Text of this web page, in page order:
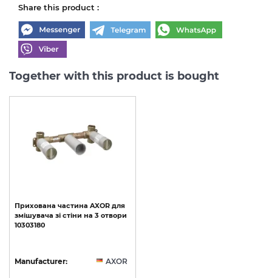
Share this product :
Together with this product is bought
Прихована частина AXOR для
змішувача зі стіни на 3 отвори
10303180
Manufacturer: AXOR